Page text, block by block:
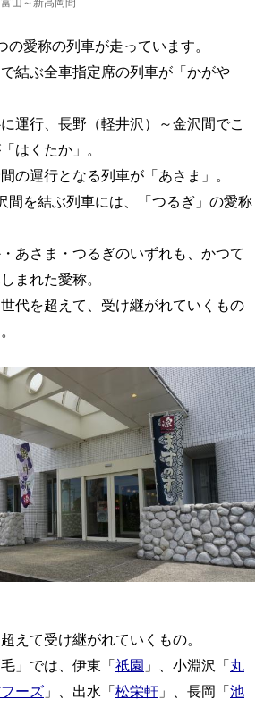
山～新高岡間
愛称の列車が走っています。
結ぶ全車指定席の列車が「かがや
運行、長野（軽井沢）～金沢間でこ
はくたか」。
の運行となる列車が「あさま」。
間を結ぶ列車には、「つるぎ」の愛称
あさま・つるぎのいずれも、かつて
まれた愛称。
代を超えて、受け継がれていくもの
えて受け継がれていくもの。
」では、伊東「祇園 」、小淵沢「丸
ーズ 」、出水「松栄軒 」、長岡「池